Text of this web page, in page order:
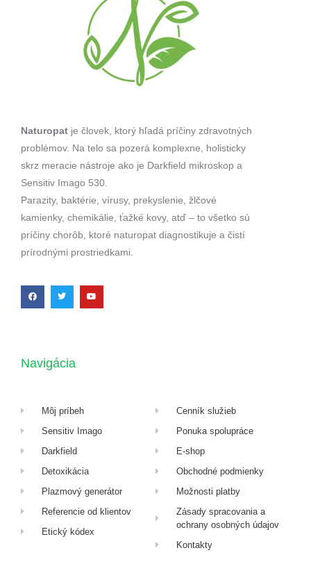
Naturopat je človek, ktorý hľadá príčiny zdravotných
problémov. Na telo sa pozerá komplexne, holisticky
skrz meracie nástroje ako je Darkfield mikroskop a
Sensitiv Imago 530.
Parazity, baktérie, vírusy, prekyslenie, žlčové
kamienky, chemikálie, ťažké kovy, atď – to všetko sú
príčiny chorôb, ktoré naturopat diagnostikuje a čistí
prírodnými prostriedkami.
Navigácia
Môj príbeh
Sensitiv Imago
Darkfield
Detoxikácia
Plazmový generátor
Referencie od klientov
Etický kódex
Cenník služieb
Ponuka spolupráce
E-shop
Obchodné podmienky
Možnosti platby
Zásady spracovania a
ochrany osobných údajov
Kontakty